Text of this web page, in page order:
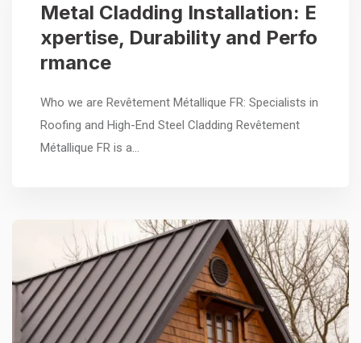
Metal Cladding Installation: E
xpertise, Durability and Perfo
rmance
Who we are Revêtement Métallique FR: Specialists in
Roofing and High-End Steel Cladding Revêtement
Métallique FR is a…